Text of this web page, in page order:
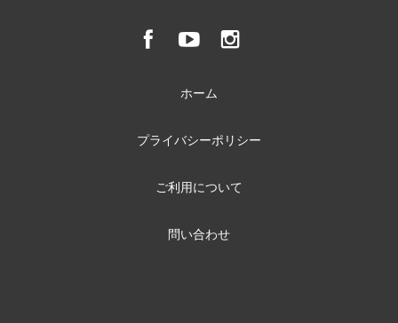
ホーム
プライバシーポリシー
ご利用について
問い合わせ